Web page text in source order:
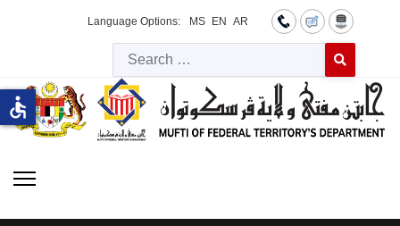
Language Options: MS EN AR
Type 2 or
accessible